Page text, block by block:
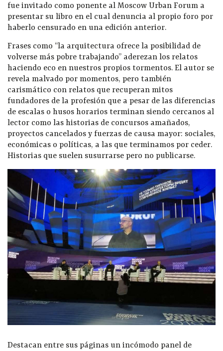
fue invitado como ponente al Moscow Urban Forum a
presentar su libro en el cual denuncia al propio foro por
haberlo censurado en una edición anterior.
Frases como “la arquitectura ofrece la posibilidad de
volverse más pobre trabajando” aderezan los relatos
haciendo eco en nuestros propios tormentos. El autor se
revela malvado por momentos, pero también
carismático con relatos que recuperan mitos
fundadores de la profesión que a pesar de las diferencias
de escalas o husos horarios terminan siendo cercanos al
lector como las historias de concursos amañados,
proyectos cancelados y fuerzas de causa mayor: sociales,
económicas o políticas, a las que terminamos por ceder.
Historias que suelen susurrarse pero no publicarse.
Destacan entre sus páginas un incómodo panel de